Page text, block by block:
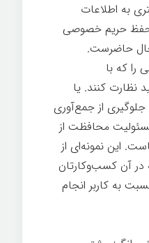
به اطلاعات
حفظ حریم خصوصی
حاضرست.
را که با
نظارت کنند. یا
از جمع‌آوری
مسئولیت محافظت از
این نمونه‌ای از
آن کسب‌وکارتان
به کاربر انجام